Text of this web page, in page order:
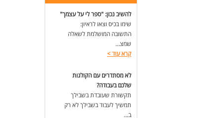
להשיב נכון: "ספר לי על עצמך"
שימו בכיס וצאו לראיון:
התשובה המושלמת לשאלה
שמצ...
קרא עוד>
לא מסתדרים עם הקולגות
שלכם בעבודה?
תקשורת שעובדת בשבילך
תמשיך לעבוד בשבילך לא רק
ב...